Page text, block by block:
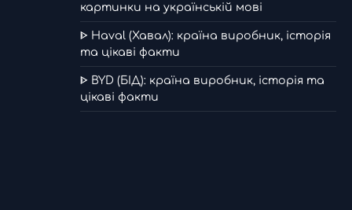
картинки на українській мові
ᐈ Haval (Хавал): країна виробник, історія
та цікаві факти
ᐈ BYD (БІД): країна виробник, історія та
цікаві факти